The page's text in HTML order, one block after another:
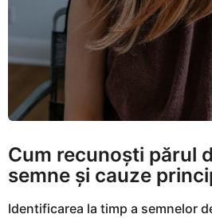
Cum recunoști părul
semne și cauze
Identificarea la timp a semnelor